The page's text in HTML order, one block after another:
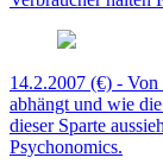
14.2.2007 (€) -
abhängt und wie
dieser Sparte
Psychonomics.